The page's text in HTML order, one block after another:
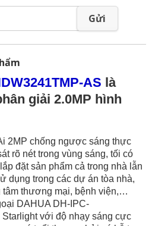
Gửi
AS là
giải 2.0MP hình
2MP chống ngược sáng thực
rõ nét trong vùng sáng, tối có
đặt sản phẩm cả trong nhà lẫn
dụng trong các dự án tòa nhà,
tâm thương mại, bệnh viện,…
DAHUA DH-IPC-
với độ nhạy sáng cực